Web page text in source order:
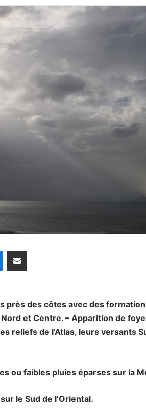
près des côtes avec des
et Centre. – Apparition de
reliefs de l’Atlas, leurs versants
ou faibles pluies éparses sur la
le Sud de l’Oriental.